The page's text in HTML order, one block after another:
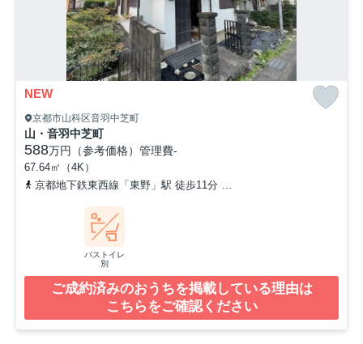
NEW
京都市山科区音羽中芝町
山・音羽中芝町
588万円（参考価格） 管理費-
67.64㎡（4K）
京都地下鉄東西線「東野」駅 徒歩11分
バストイレ
別
ご成約済みのおうちを掲載している理由は
こちらをご確認ください